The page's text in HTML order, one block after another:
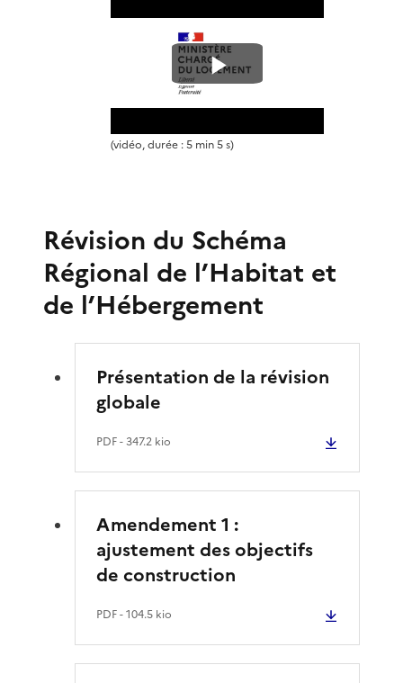
L
i
l
a
v
i
é
o
(vidéo, durée : 5 min 5 s)
Révision du Schéma
Régional de l’Habitat et
de l’Hébergement
Présentation de la révision
globale
PDF- 347.2 kio
Amendement 1 :
ajustement des objectifs
de construction
PDF- 104.5 kio